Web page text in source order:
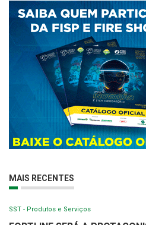
MAIS RECENTES
SST - Produtos e Serviços